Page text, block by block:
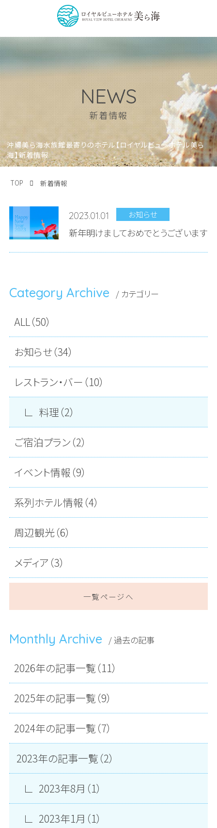
NEWS
新着情報
沖縄美ら海水族館最寄りのホテル【ロイヤルビューホテル美ら
海】新着情報
TOP 新着情報
2023.01.01 お知らせ
新年明けましておめでとうございます
Category Archive / カテゴリー
ALL（50）
お知らせ（34）
レストラン・バー（10）
料理（2）
ご宿泊プラン（2）
イベント情報（9）
系列ホテル情報（4）
周辺観光（6）
メディア（3）
一覧ページへ
Monthly Archive / 過去の記事
2026年の記事一覧（11）
2025年の記事一覧（9）
2024年の記事一覧（7）
2023年の記事一覧（2）
2023年8月（1）
2023年1月（1）